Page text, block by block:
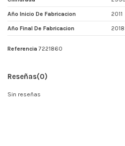
Año Inicio De Fabricacion 2011
Año Final De Fabricacion 2018
Referencia 7221860
Reseñas(0)
Sin reseñas